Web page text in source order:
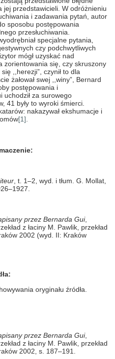
jej przedstawicieli. W odróżnieniu
i zadawania pytań, autor
sposobu postępowania
przesłuchiwania.
specjalne pytania,
czy podchwytliwych
mógł uzyskać nad
zorientowania się, czy skruszony
,,herezji”, czynił to dla
żałował swej ,,winy”, Bernard
postępowania i
uchodził za surowego
41 były to wyroki śmierci.
nakazywał ekshumacje i
[1]
, t. 1–2, wyd. i tłum. G. Mollat,
przez Bernarda Gui,
z łaciny M. Pawlik, przekład
2002 (wyd. II: Kraków
oryginału źródła.
przez Bernarda Gui,
z łaciny M. Pawlik, przekład
2002, s. 187–191.